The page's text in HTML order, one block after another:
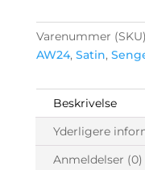
Varenummer
AW24, Satin,
Beskrivelse
Yderligere
Anmeldelser (0)